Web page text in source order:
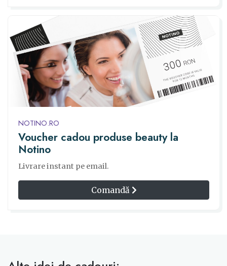
NOTINO.RO
Voucher cadou produse beauty la
Notino
Livrare instant pe email.
Comandă